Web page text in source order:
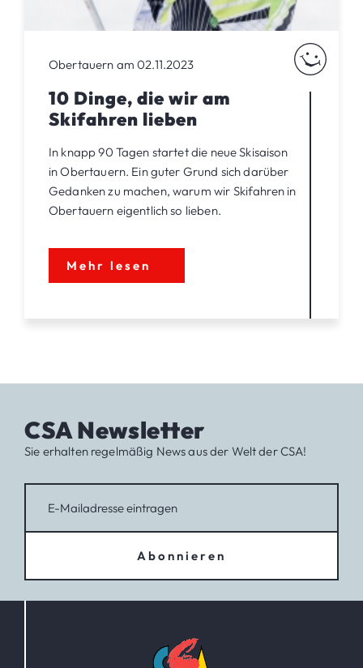
Obertauern am 02.11.2023
10 Dinge, die wir am
Skifahren lieben
In knapp 90 Tagen startet die neue Skisaison
in Obertauern. Ein guter Grund sich darüber
Gedanken zu machen, warum wir Skifahren in
Obertauern eigentlich so lieben.
Mehr lesen
CSA Newsletter
Sie erhalten regelmäßig News aus der Welt der CSA!
Abonnieren